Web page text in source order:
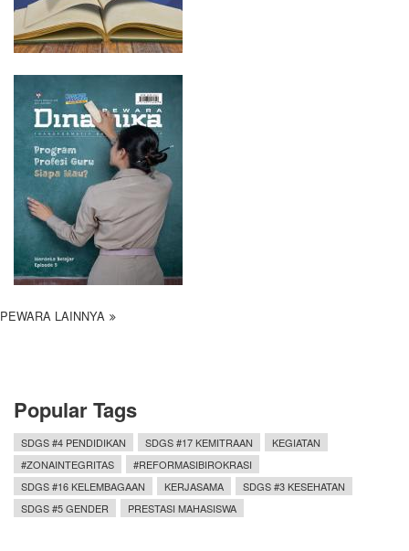
PEWARA LAINNYA
Popular Tags
SDGS #4 PENDIDIKAN SDGS #17 KEMITRAAN
KEGIATAN
#ZONAINTEGRITAS
#REFORMASIBIROKRASI
SDGS #16 KELEMBAGAAN
KERJASAMA
SDGS #3 KESEHATAN
SDGS #5 GENDER
PRESTASI MAHASISWA